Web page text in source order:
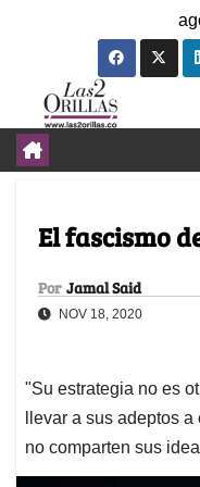
El fascismo
Por Jamal Said
NOV 18, 2020
"Su estrategia no es
llevar a sus adeptos
no comparten sus